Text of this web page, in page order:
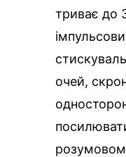
триває до
очей,